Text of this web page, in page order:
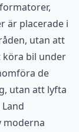
är placerade i
utan att
köra bil under
de
utan att lyfta
moderna